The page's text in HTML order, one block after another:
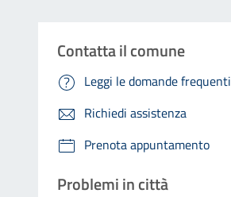
Contatta il comune
Leggi le domande frequenti
Richiedi assistenza
Prenota appuntamento
Problemi in città